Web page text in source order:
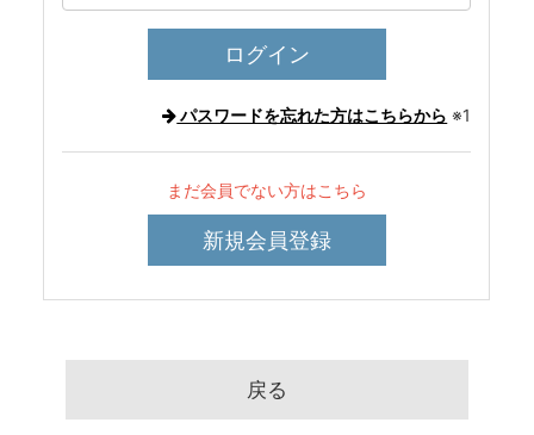
ログイン
パスワードを忘れた方はこちらから ※1
まだ会員でない方はこちら
新規会員登録
戻る